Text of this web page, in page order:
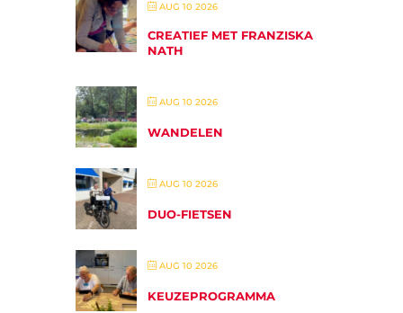
AUG 10 2026
CREATIEF MET FRANZISKA
NATH
AUG 10 2026
WANDELEN
AUG 10 2026
DUO-FIETSEN
AUG 10 2026
KEUZEPROGRAMMA